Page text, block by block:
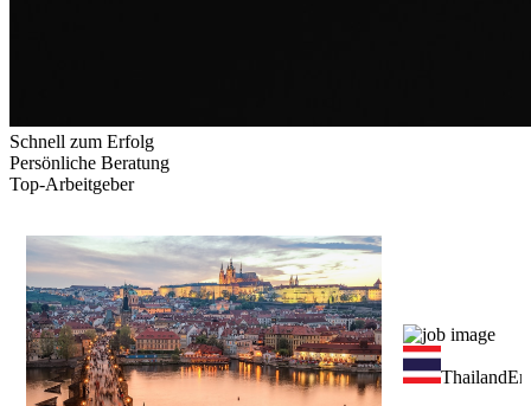
Schnell zum Erfolg
Persönliche Beratung
Top-Arbeitgeber
Thailand